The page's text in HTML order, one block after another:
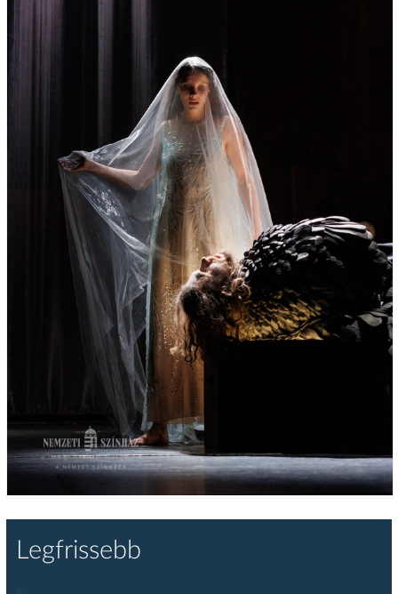
Legfrissebb